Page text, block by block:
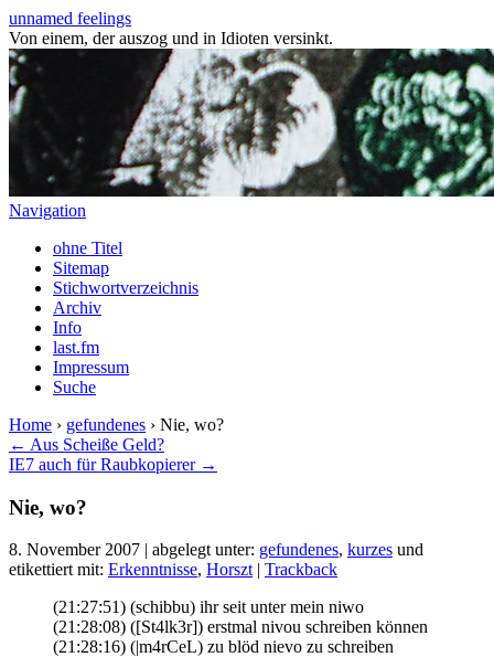
unnamed feelings
Von einem, der auszog und in Idioten versinkt.
Navigation
ohne Titel
Sitemap
Stichwortverzeichnis
Archiv
Info
last.fm
Impressum
Suche
Home › gefundenes › Nie, wo?
← Aus Scheiße Geld?
IE7 auch für Raubkopierer →
Nie, wo?
8. November 2007 | abgelegt unter: gefundenes, kurzes und
etikettiert mit: Erkenntnisse, Horszt| Trackback
(21:27:51) (schibbu) ihr seit unter mein niwo
(21:28:08) ([St4lk3r]) erstmal nivou schreiben können
(21:28:16) (|m4rCeL) zu blöd nievo zu schreiben